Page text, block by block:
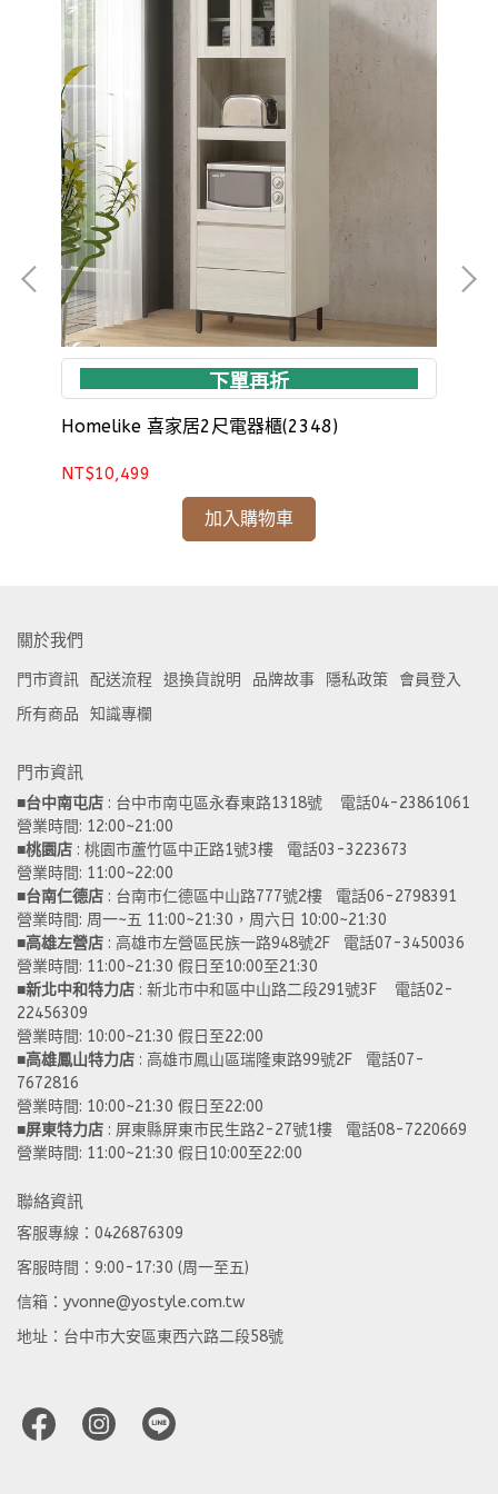
下單再折
Homelike 喜家居2尺電器櫃(2348)
NT$10,499
加入購物車
關於我們
門市資訊 配送流程 退換貨說明 品牌故事 隱私政策
會員登入
所有商品
知識專欄
門市資訊
■台中南屯店 : 台中市南屯區永春東路1318號    電話04-23861061
營業時間: 12:00~21:00
■桃園店 : 桃園市蘆竹區中正路1號3樓   電話03-3223673
營業時間: 11:00~22:00
■台南仁德店 : 台南市仁德區中山路777號2樓   電話06-2798391
營業時間: 周一~五 11:00~21:30，周六日 10:00~21:30
■高雄左營店 : 高雄市左營區民族一路948號2F   電話07-3450036
營業時間: 11:00~21:30 假日至10:00至21:30
■新北中和特力店 : 新北市中和區中山路二段291號3F    電話02-
22456309
營業時間: 10:00~21:30 假日至22:00
■高雄鳳山特力店 : 高雄市鳳山區瑞隆東路99號2F   電話07-
7672816
營業時間: 10:00~21:30 假日至22:00
■屏東特力店 : 屏東縣屏東市民生路2-27號1樓   電話08-7220669
營業時間: 11:00~21:30 假日10:00至22:00
聯絡資訊
客服專線：0426876309
客服時間：9:00-17:30 (周一至五)
信箱：yvonne@yostyle.com.tw
地址：台中市大安區東西六路二段58號